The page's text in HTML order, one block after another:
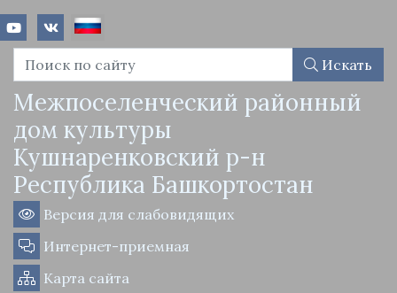
Искать
Межпоселенческий районный
дом культуры
Кушнаренковский р-н
Республика Башкортостан
Версия для слабовидящих
Интернет-приемная
Карта сайта